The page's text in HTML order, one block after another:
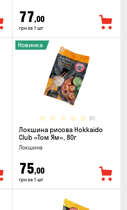
77,00
грн за 1 шт
(0)
Новинка
Локшина рисова Hokkaido
Club «Том Ям», 80г
Локшина
75,00
грн за 1 шт